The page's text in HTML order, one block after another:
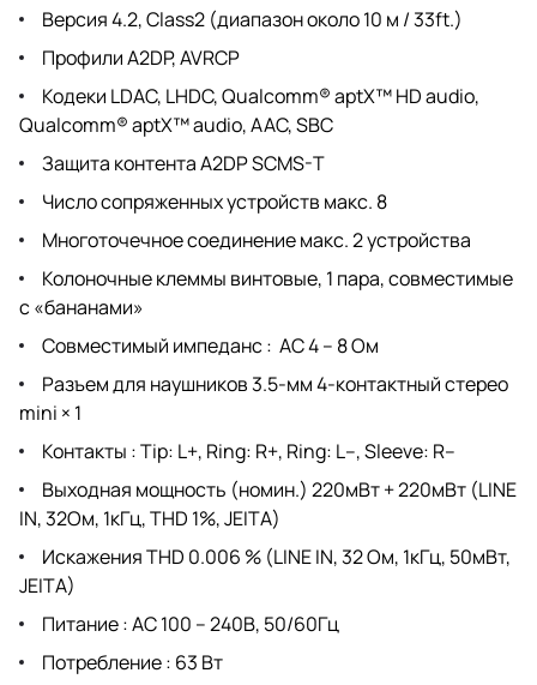
Версия 4.2, Class2 (диапазон около 10 м / 33ft.)
Профили A2DP, AVRCP
Кодеки LDAC, LHDC, Qualcomm® aptX™ HD audio,
Qualcomm® aptX™ audio, AAC, SBC
Защита контента A2DP SCMS-T
Число сопряженных устройств макс. 8
Многоточечное соединение макс. 2 устройства
Колоночные клеммы винтовые, 1 пара, совместимые
с «бананами»
Совместимый импеданс : АС 4 – 8 Ом
Разъем для наушников 3.5-мм 4-контактный стерео
mini × 1
Контакты : Tip: L+, Ring: R+, Ring: L–, Sleeve: R–
Выходная мощность (номин.) 220мВт + 220мВт (LINE
IN, 32Ом, 1кГц, THD 1%, JEITA)
Искажения THD 0.006 % (LINE IN, 32 Ом, 1кГц, 50мВт,
JEITA)
Питание : AC 100 – 240В, 50/60Гц
Потребление : 63 Вт